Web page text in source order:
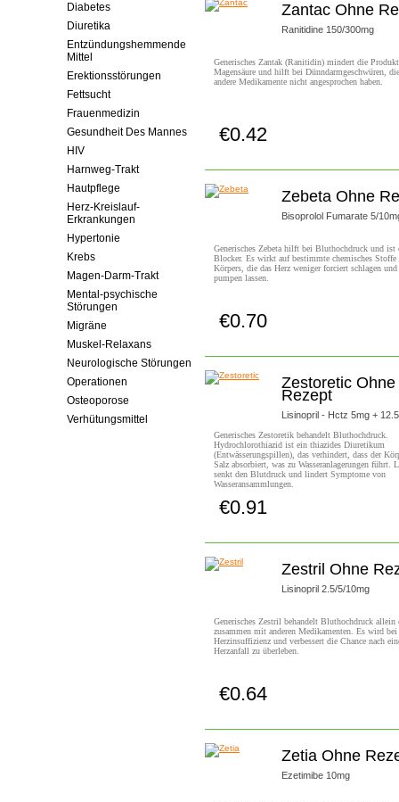
Diabetes
Diuretika
Entzündungshemmende
Mittel
Erektionsstörungen
Fettsucht
Frauenmedizin
Gesundheit Des Mannes
HIV
Harnweg-Trakt
Hautpflege
Herz-Kreislauf-
Erkrankungen
Hypertonie
Krebs
Magen-Darm-Trakt
Mental-psychische
Störungen
Migräne
Muskel-Relaxans
Neurologische Störungen
Operationen
Osteoporose
Verhütungsmittel
Zantac Ohne
Ranitidine 150/300mg
Generisches Zantak (Ranitidin) mindert die
Magensäure und hilft bei Dünndarmgeschwüren,
andere Medikamente nicht angesprochen haben.
€0.42
Zebeta Ohne
Bisoprolol Fumarate 5/
Generisches Zebeta hilft bei Bluthochdruck und ist
Blocker. Es wirkt auf bestimmte chemisches Stoffe
Körpers, die das Herz weniger forciert schlagen
pumpen lassen.
€0.70
Zestoretic Ohne
Rezept
Lisinopril - Hctz 5mg +
Generisches Zestoretik behandelt Bluthochdruck.
Hydrochlorothiazid ist ein thiazides Diuretikum
(Entwässerungspillen), das verhindert, dass der
Salz absorbiert, was zu Wasseranlagerungen führt.
senkt den Blutdruck und lindert Symptome von
Wasseransammlungen.
€0.91
Zestril Ohne
Lisinopril 2.5/5/10mg
Generisches Zestril behandelt Bluthochdruck allein
zusammen mit anderen Medikamenten. Es wird bei
Herzinsuffizienz und verbessert die Chance nach
Herzanfall zu überleben.
€0.64
Zetia Ohne
Ezetimibe 10mg